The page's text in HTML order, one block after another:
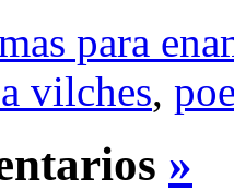
para
vilches,
»